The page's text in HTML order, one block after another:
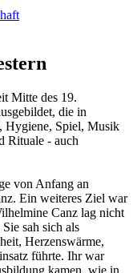
Mitte des 19.
die in
Hygiene, Spiel, Musik
Rituale - auch
von Anfang an
Ein weiteres Ziel war
Canz lag nicht
sah sich als
Herzenswärme,
führte. Ihr war
kamen, wie in